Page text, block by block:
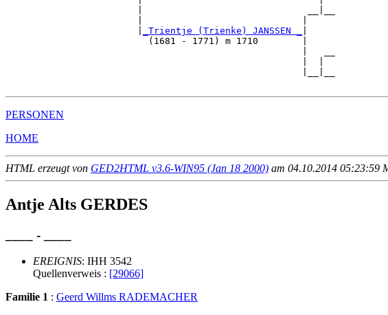
_Trientje (Trienke) JANSSEN _
                          (1681 - 1771) m 1710        |
PERSONEN
HOME
HTML erzeugt von GED2HTML v3.6-WIN95 (Jan 18 2000) am 04.10.2014 05:23:59
Antje Alts GERDES
____ - ____
EREIGNIS: IHH 3542
Quellenverweis : [29066]
Familie 1 : Geerd Willms RADEMACHER